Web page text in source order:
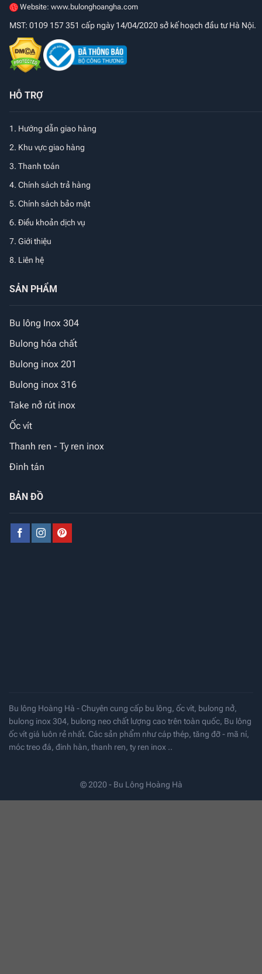
Website: www.bulonghoangha.com
MST: 0109 157 351 cấp ngày 14/04/2020 sở kế hoạch đầu tư Hà Nội.
HỖ TRỢ
1. Hướng dẫn giao hàng
2. Khu vực giao hàng
3. Thanh toán
4. Chính sách trả hàng
5. Chính sách bảo mật
6. Điều khoản dịch vụ
7. Giới thiệu
8. Liên hệ
SẢN PHẨM
Bu lông Inox 304
Bulong hóa chất
Bulong inox 201
Bulong inox 316
Take nở rút inox
Ốc vít
Thanh ren - Ty ren inox
Đinh tán
BẢN ĐỒ
Bu lông Hoàng Hà - Chuyên cung cấp bu lông, ốc vít, bulong nở,
bulong inox 304, bulong neo chất lượng cao trên toàn quốc, Bu lông
ốc vít giá luôn rẻ nhất. Các sản phẩm như cáp thép, tăng đỡ - mã ní,
móc treo đá, đinh hàn, thanh ren, ty ren inox ..
© 2020 - Bu Lông Hoàng Hà